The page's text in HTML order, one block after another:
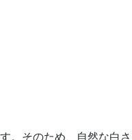
そのため、自然な白さ